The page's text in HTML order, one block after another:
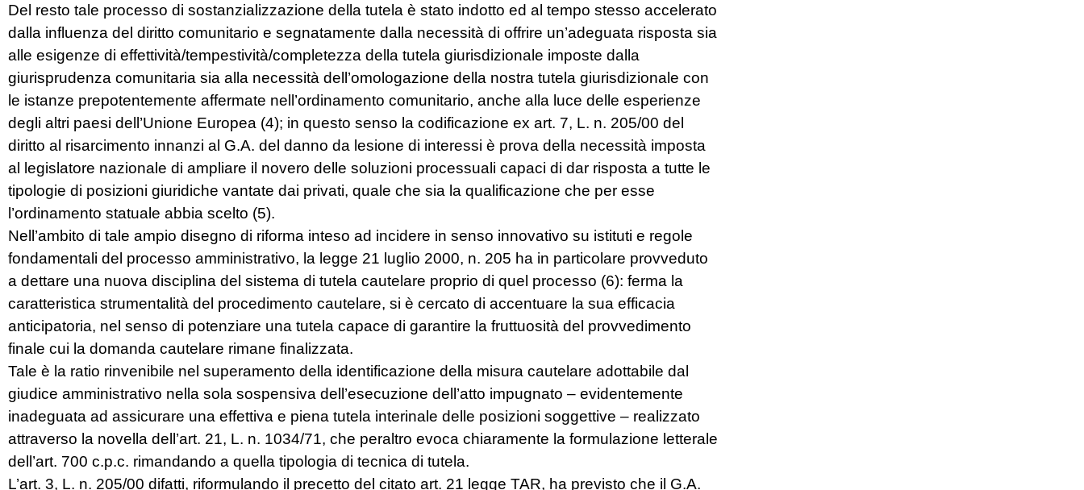
Del resto tale processo di sostanzializzazione della tutela è stato indotto ed al tempo stesso accelerato
dalla influenza del diritto comunitario e segnatamente dalla necessità di offrire un’adeguata risposta sia
alle esigenze di effettività/tempestività/completezza della tutela giurisdizionale imposte dalla
giurisprudenza comunitaria sia alla necessità dell’omologazione della nostra tutela giurisdizionale con
le istanze prepotentemente affermate nell’ordinamento comunitario, anche alla luce delle esperienze
degli altri paesi dell’Unione Europea (4); in questo senso la codificazione ex art. 7, L. n. 205/00 del
diritto al risarcimento innanzi al G.A. del danno da lesione di interessi è prova della necessità imposta
al legislatore nazionale di ampliare il novero delle soluzioni processuali capaci di dar risposta a tutte le
tipologie di posizioni giuridiche vantate dai privati, quale che sia la qualificazione che per esse
l’ordinamento statuale abbia scelto (5).
Nell’ambito di tale ampio disegno di riforma inteso ad incidere in senso innovativo su istituti e regole
fondamentali del processo amministrativo, la legge 21 luglio 2000, n. 205 ha in particolare provveduto
a dettare una nuova disciplina del sistema di tutela cautelare proprio di quel processo (6): ferma la
caratteristica strumentalità del procedimento cautelare, si è cercato di accentuare la sua efficacia
anticipatoria, nel senso di potenziare una tutela capace di garantire la fruttuosità del provvedimento
finale cui la domanda cautelare rimane finalizzata.
Tale è la ratio rinvenibile nel superamento della identificazione della misura cautelare adottabile dal
giudice amministrativo nella sola sospensiva dell’esecuzione dell’atto impugnato – evidentemente
inadeguata ad assicurare una effettiva e piena tutela interinale delle posizioni soggettive – realizzato
attraverso la novella dell’art. 21, L. n. 1034/71, che peraltro evoca chiaramente la formulazione letterale
dell’art. 700 c.p.c. rimandando a quella tipologia di tecnica di tutela.
L’art. 3, L. n. 205/00 difatti, riformulando il precetto del citato art. 21 legge TAR, ha previsto che il G.A.